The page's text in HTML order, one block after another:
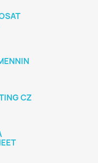
CZ